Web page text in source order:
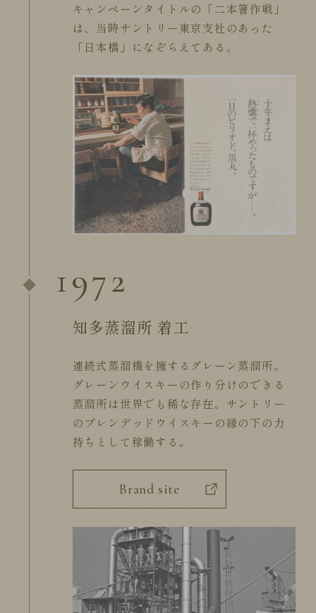
キャンペーンタイトルの「二本箸作戦」
は、当時サントリー東京支社のあった
「日本橋」になぞらえてある。
1972
知多蒸溜所 着工
連続式蒸溜機を擁するグレーン蒸溜所。
グレーンウイスキーの作り分けのできる
蒸溜所は世界でも稀な存在。 サントリー
のブレンデッドウイスキーの縁の下の力
持ちとして稼働する。
Brand site